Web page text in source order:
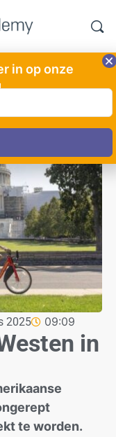
2025 09:09
in
te worden.
in op onze